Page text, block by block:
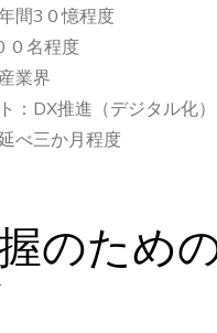
間3０憶程度
０名程度
業界
：DX推進（デジタル化）
べ三か月程度
のため